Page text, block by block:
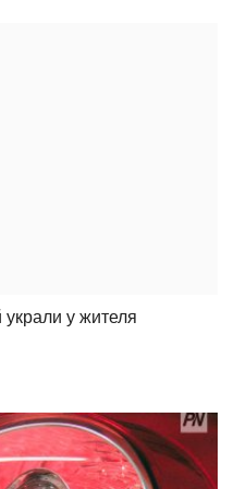
у жителя